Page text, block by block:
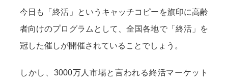
今日も「終活」というキャッチコピーを旗印に高齢
者向けのプログラムとして、全国各地で「終活」を
冠した催しが開催されていることでしょう。
しかし、3000万人市場と言われる終活マーケット